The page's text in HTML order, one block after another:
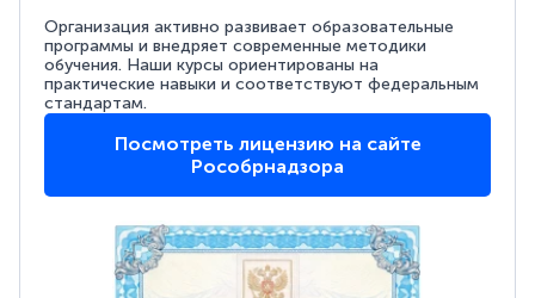
Организация активно развивает образовательные
программы и внедряет современные методики
обучения. Наши курсы ориентированы на
практические навыки и соответствуют федеральным
стандартам.
Посмотреть лицензию на сайте
Рособрнадзора